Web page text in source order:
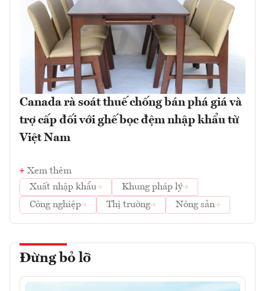
Canada rà soát thuế chống bán phá giá và
trợ cấp đối với ghế bọc đệm nhập khẩu từ
Việt Nam
Xem thêm
Xuất nhập khẩu
Khung pháp lý
Công nghiệp
Thị trường Nông sản
Đừng bỏ lỡ